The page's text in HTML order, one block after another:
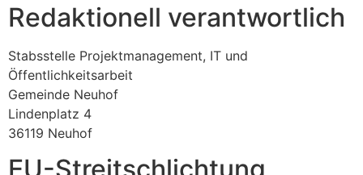
Redaktionell verantwortlich
Stabsstelle Projektmanagement, IT und
Öffentlichkeitsarbeit
Gemeinde Neuhof
Lindenplatz 4
36119 Neuhof